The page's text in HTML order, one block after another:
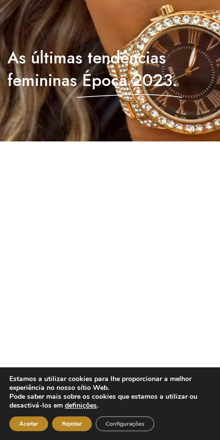
As últimas tendências
femininasÉpoca 2023.
Início Loja
0
Lista de desejos
Estamos a utilizar cookies para lhe proporcionar a melhor
experiência no nosso sítio Web.
Pode saber mais sobre os cookies que estamos a utilizar ou
desactivá-los em definições.
Aceitar Rejeitar Configurações